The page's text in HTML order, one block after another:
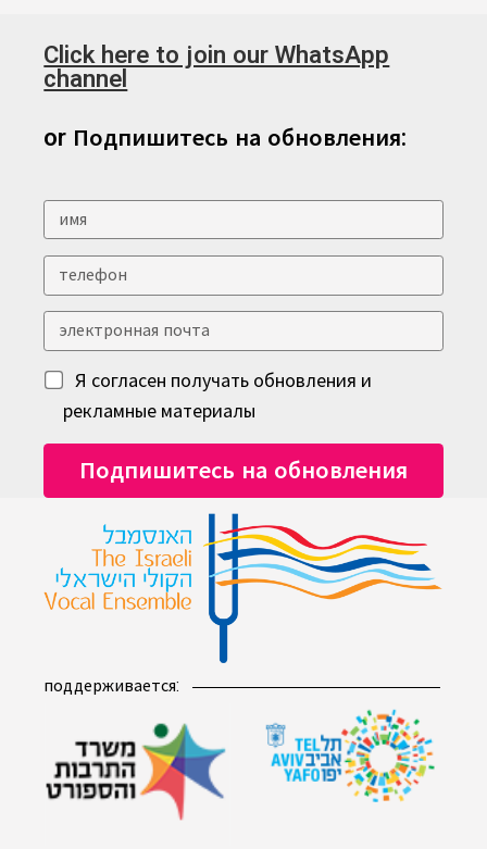
Click here to join our WhatsApp
channel
or Подпишитесь на обновления:
Я согласен получать обновления и
рекламные материалы
поддерживается: